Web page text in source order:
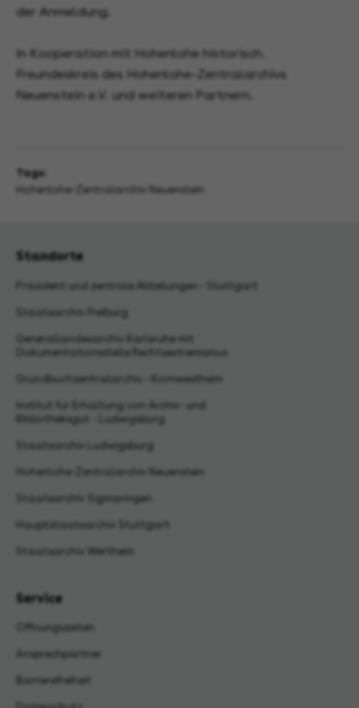
der Anmeldung.
In Kooperation mit Hohenlohe historisch.
Freundeskreis des Hohenlohe-Zentralarchivs
Neuenstein e.V. und weiteren Partnern.
Tags:
Hohenlohe-Zentralarchiv Neuenstein
Standorte
Präsident und zentrale Abteilungen - Stuttgart
Staatsarchiv Freiburg
Generallandesarchiv Karlsruhe mit
Dokumentationsstelle Rechtsextremismus
Grundbuchzentralarchiv - Kornwestheim
Institut für Erhaltung von Archiv- und
Bibliotheksgut - Ludwigsburg
Staatsarchiv Ludwigsburg
Hohenlohe-Zentralarchiv Neuenstein
Staatsarchiv Sigmaringen
Hauptstaatsarchiv Stuttgart
Staatsarchiv Wertheim
Service
Öffnungszeiten
Ansprechpartner
Barrierefreiheit